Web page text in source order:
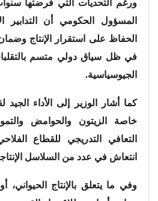
ورغم التحديات التي فرضتها
المسؤول الحكومي أن التدابير
الحفاظ على استقرار الإنتاج
في ظل سياق دولي متسم
الجيوسياسية.
كما أشار الوزير إلى الأداء الجيد
خاصة الزيتون والحوامض
التعافي التدريجي للقطاع
انتعاش في عدد من السلاسل
وفي ما يتعلق بالإنتاج